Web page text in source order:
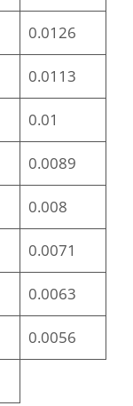
0.0126
0.0113
0.01
0.0089
0.008
0.0071
0.0063
0.0056